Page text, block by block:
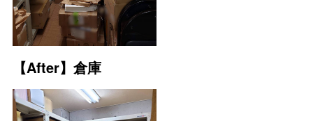
【After】倉庫